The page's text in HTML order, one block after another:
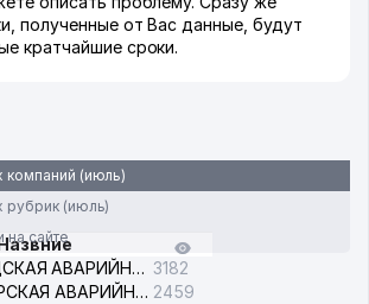
полученные от Вас данные, будут
кратчайшие сроки.
компаний (июль)
рубрик (июль)
на сайте
ЯШНАБАДСКАЯ АВАРИЙНАЯ СЛУЖБА ЭЛЕКТРОСЕТИ 3182
ЧИЛАНЗАРСКАЯ АВАРИЙНАЯ СЛУЖБА ЭЛЕКТРОСЕТИ 2459